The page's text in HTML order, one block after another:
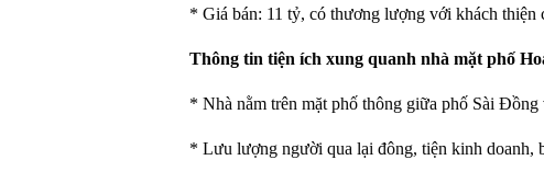
* Giá bán: 11 tỷ, có thương lượng với khách
Thông tin tiện ích xung quanh nhà mặt phố
* Nhà nằm trên mặt phố thông giữa phố Sài
* Lưu lượng người qua lại đông, tiện kinh doanh,